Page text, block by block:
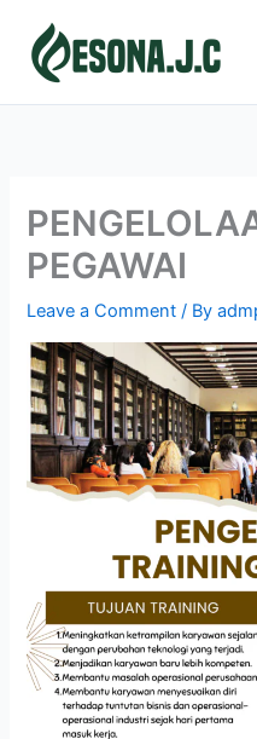
content
PEGAWAI
Leave a Comment / By